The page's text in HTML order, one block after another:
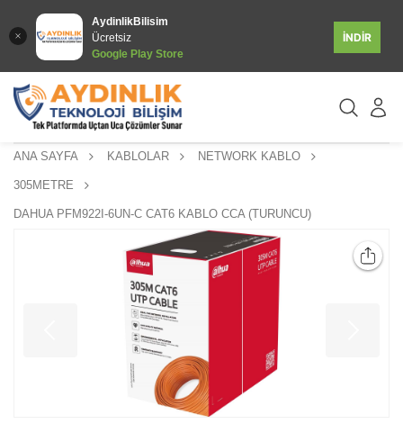
AydinlikBilisim
Ücretsiz
Google Play Store
İNDİR
ANA SAYFA KABLOLAR NETWORK KABLO
305METRE
DAHUA PFM922I-6UN-C CAT6 KABLO CCA (TURUNCU)